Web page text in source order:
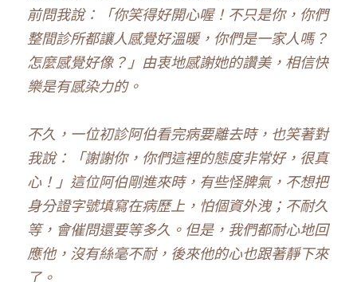
前問我說：「你笑得好開心喔！不只是你，你們
整間診所都讓人感覺好溫暖，你們是一家人嗎？
怎麼感覺好像？」由衷地感謝她的讚美，相信快
樂是有感染力的。
不久，一位初診阿伯看完病要離去時，也笑著對
我說：「謝謝你，你們這裡的態度非常好，很真
心！」這位阿伯剛進來時，有些怪脾氣，不想把
身分證字號填寫在病歷上，怕個資外洩；不耐久
等，會催問還要等多久。但是，我們都耐心地回
應他，沒有絲毫不耐，後來他的心也跟著靜下來
了。